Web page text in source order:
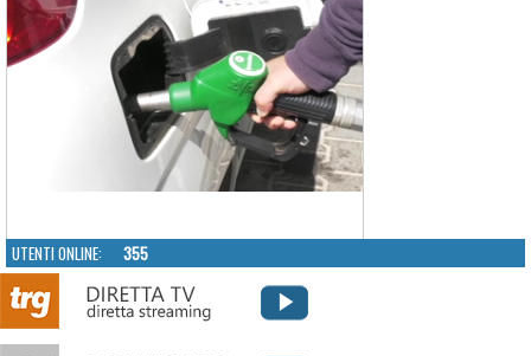
UTENTI ONLINE: 355